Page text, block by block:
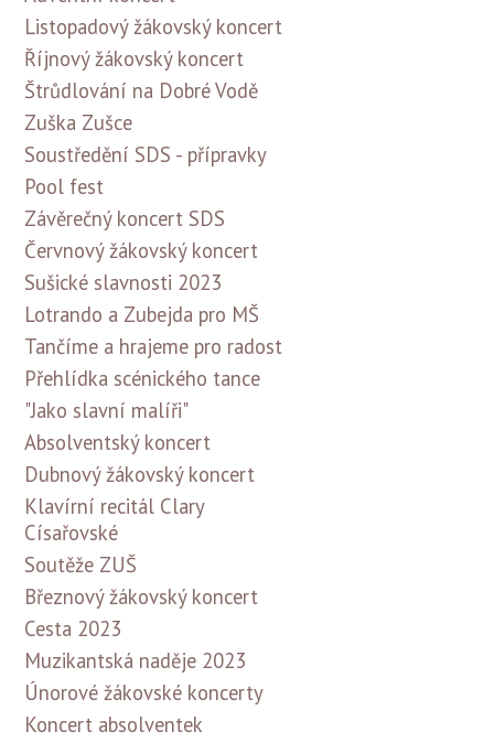
Listopadový žákovský koncert
Říjnový žákovský koncert
Štrůdlování na Dobré Vodě
Zuška Zušce
Soustředění SDS - přípravky
Pool fest
Závěrečný koncert SDS
Červnový žákovský koncert
Sušické slavnosti 2023
Lotrando a Zubejda pro MŠ
Tančíme a hrajeme pro radost
Přehlídka scénického tance
"Jako slavní malíři"
Absolventský koncert
Dubnový žákovský koncert
Klavírní recitál Clary
Císařovské
Soutěže ZUŠ
Březnový žákovský koncert
Cesta 2023
Muzikantská naděje 2023
Únorové žákovské koncerty
Koncert absolventek